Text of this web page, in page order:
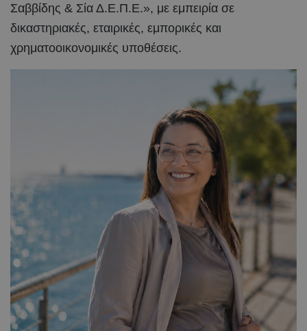
Σαββίδης & Σία Δ.Ε.Π.Ε.», με εμπειρία σε
δικαστηριακές, εταιρικές, εμπορικές και
χρηματοοικονομικές υποθέσεις.